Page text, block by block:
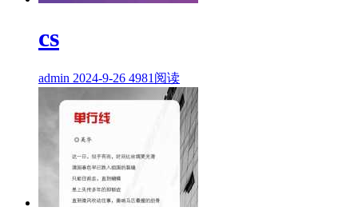
cs
admin 2024-9-26 4981阅读